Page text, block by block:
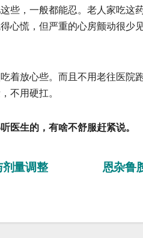
，一般都能忍。老人家吃这
心慌，但严重的心房颤动很少
放心些。而且不用老往医院
不用硬扛。
医生的，有啥不舒服赶紧说。
恩杂鲁
量调整